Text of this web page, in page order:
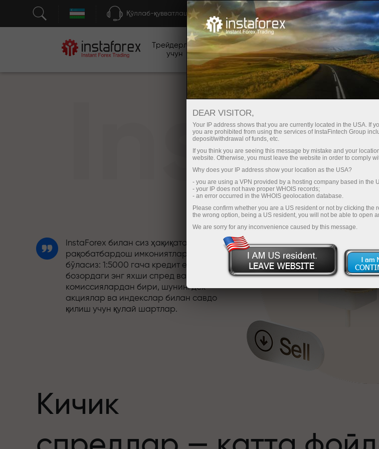
Қўллаб-қувватлаш Ҳисоб-варағини тез очиш
Трейдерлар
учун
Энди иш
бошлаётганлар
учун
Инвесторлар
учун
InstaForex билан сиз ҳақиқатан
рақобатбардош имкониятларга эга
бўласиз: 1:5000 гача кредит елкаси,
бозордаги энг яхши спред ва
комиссиялардан бири, шунингдек
акциялар ва индекслар билан савдо
қилиш учун қулай шартлар.
Aleš Loprais савдо оламига интилиш ва
Кичик
DEAR VISITOR,
Your IP address shows that you are currently located in the USA. If
you are prohibited from using the services of InstaFintech Group
deposit/withdrawal of funds, etc.
If you think you are seeing this message by mistake and your
website. Otherwise, you must leave the website in order to comply
Why does your IP address show your location as the USA?
- you are using a VPN provided by a hosting company based in the
- your IP does not have proper WHOIS records;
- an error occurred in the WHOIS geolocation database.
Please confirm whether you are a US resident or not by clicking the
the wrong option, being a US resident, you will not be able to open
We are sorry for any inconvenience caused by this message.